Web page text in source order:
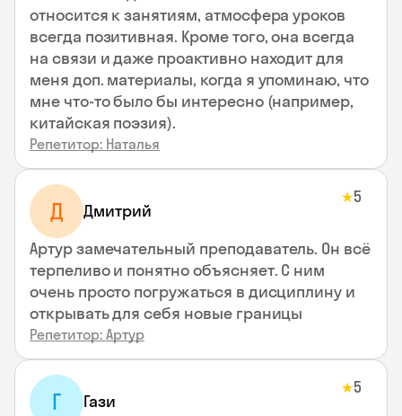
относится к занятиям, атмосфера уроков
всегда позитивная. Кроме того, она всегда
на связи и даже проактивно находит для
меня доп. материалы, когда я упоминаю, что
мне что-то было бы интересно (например,
китайская поэзия).
Репетитор: Наталья
Д Дмитрий
★5
Артур замечательный преподаватель. Он всё
терпеливо и понятно объясняет. С ним
очень просто погружаться в дисциплину и
открывать для себя новые границы
Репетитор: Артур
Г Гази
★5